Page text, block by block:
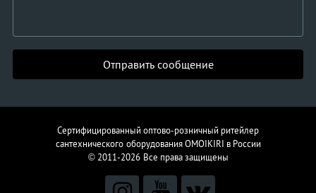
Отправить сообщение
Сертифицированный оптово-розничный ритейлер
сантехнического оборудованияOMOIKIRI в России
© 2011-2026 Все права защищены